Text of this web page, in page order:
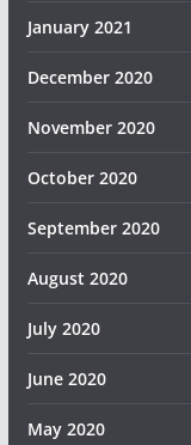
January 2021
December 2020
November 2020
October 2020
September 2020
August 2020
July 2020
June 2020
May 2020